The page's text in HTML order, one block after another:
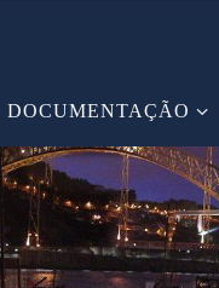
DOCUMENTAÇÃO